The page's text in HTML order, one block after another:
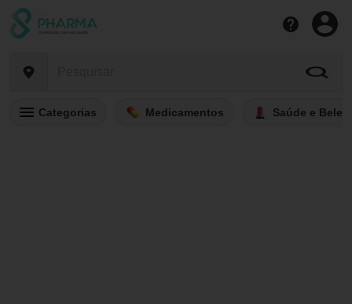
Categorias Medicamentos Saúde e